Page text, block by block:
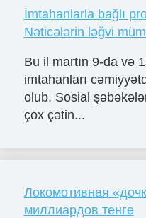
İmtahanlarla bağlı
Nəticələrin ləğvi
Bu il martın 9-da və
imtahanları
olub. Sosial
çox çətin...
Локомотивная
миллиардов тенге